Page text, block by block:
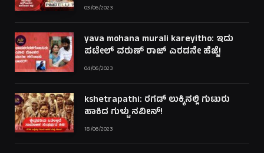
03/06/2023
yava mohana murali kareyitho: ಇದು
ಪಟೇಲ್ ವರುಣ್ ರಾಜ್ ಎರಡನೇ ಹೆಜ್ಜೆ!
04/06/2023
kshetrapathi: ರಗಡ್ ಲುಕ್ಕಿನಲ್ಲಿ ಗುಟುರು
ಹಾಕಿದ ಗುಳ್ಟು ನವೀನ್!
18/06/2023